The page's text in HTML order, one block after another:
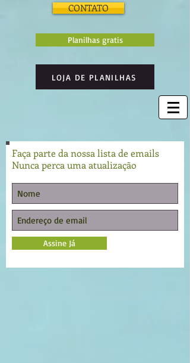
CONTATO
Planilhas gratis
LOJA DE PLANILHAS
Faça parte da nossa lista de emails
Nunca perca uma atualização
Assine Já